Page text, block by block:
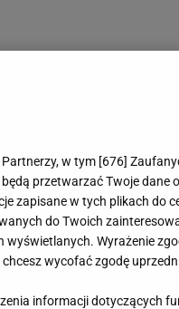
w tym [676]
przetwarzać Twoje dane
zapisane w tych plikach do
do Twoich
wyświetlanych. Wyrażenie
wycofać zgodę
informacji dotyczących